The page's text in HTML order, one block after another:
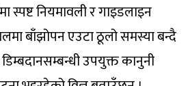
स्पष्ट नियमावली र गाइडलाइन
बाँझोपन एउटा ठूलो समस्या बन्दै
उपयुक्त कानुनी